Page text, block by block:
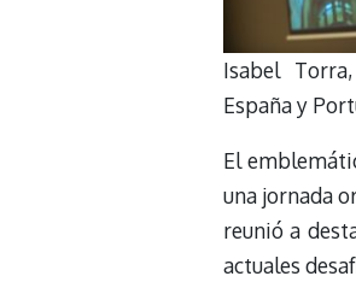
Isabel
España y
El
una jornada
reunió a
actuales